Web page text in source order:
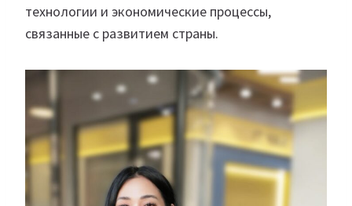
технологии и экономические процессы,
связанные с развитием страны.